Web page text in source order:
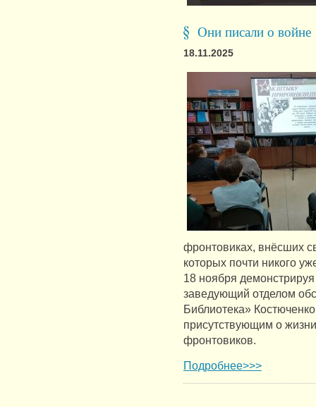
Они писали о войне
18.11.2025
фронтовиках, внёсших
которых почти никого
18 ноября
заведующий отделом
Библиотека»
присутствующим о
фронтовиков.
Подробнее>>>